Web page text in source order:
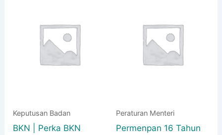
Keputusan Badan
BKN | Perka BKN
Peraturan Menteri
Permenpan 16 Tahun